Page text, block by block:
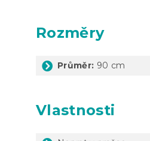
Rozměry
Průměr: 90 cm
Vlastnosti